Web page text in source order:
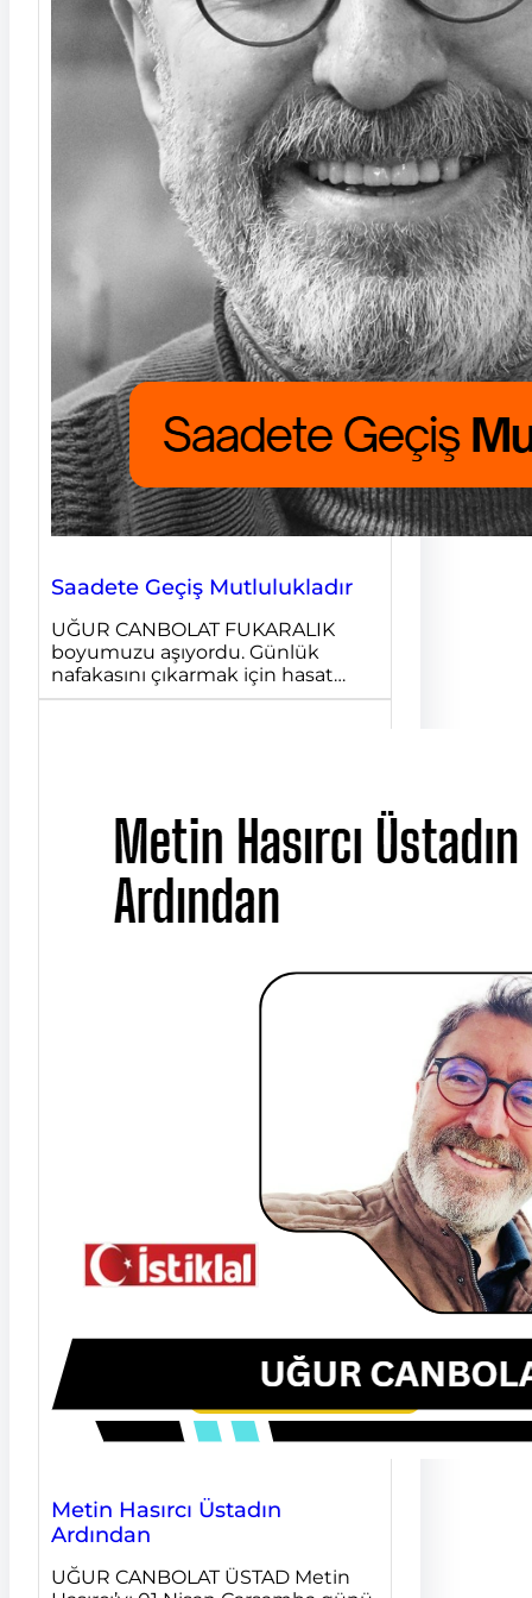
Saadete Geçiş Mutlulukladır
UĞUR CANBOLAT FUKARALIK
boyumuzu aşıyordu. Günlük
nafakasını çıkarmak için hasat…
Metin Hasırcı Üstadın
Ardından
UĞUR CANBOLAT ÜSTAD Metin